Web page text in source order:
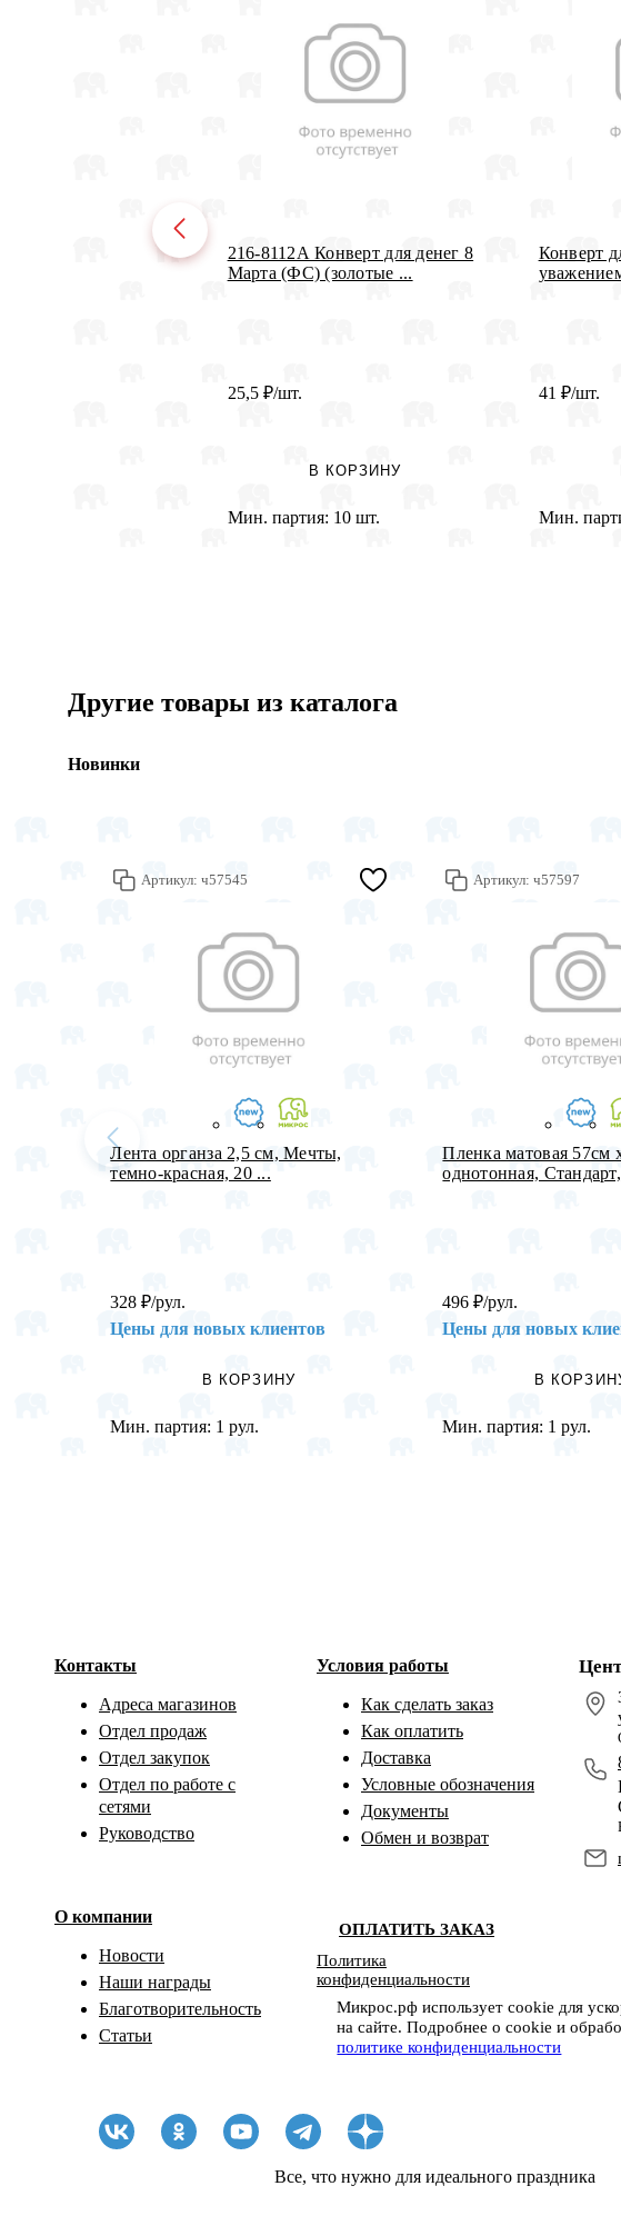
216-8112А Конверт для денег 8
Марта (ФС) (золотые ...
25,5 ₽/шт.
В КОРЗИНУ
Мин. партия: 10 шт.
Конверт
41 ₽/шт.
Мин.
Другие товары из каталога
Новинки
Артикул: ч57545
Лента органза 2,5 см, Мечты,
темно-красная, 20 ...
328₽/рул.
Цены для новых клиентов
В КОРЗИНУ
Мин. партия: 1 рул.
Артикул: ч57597
Пленка матовая 57см
однотонная,
496₽/рул.
Цены для новых
В
Мин. партия: 1 рул.
Микрос.рф использует cookie для
на сайте. Подробнее о cookie и
политике конфиденциальности
Контакты
Адреса магазинов
Отдел продаж
Отдел закупок
Отдел по работе с
сетями
Руководство
О компании
Новости
Наши награды
Благотворительность
Статьи
Условия работы
Как сделать заказ
Как оплатить
Доставка
Условные обозначения
Документы
Обмен и возврат
ОПЛАТИТЬ ЗАКАЗ
Политика
конфиденциальности
Все, что нужно для идеального праздника